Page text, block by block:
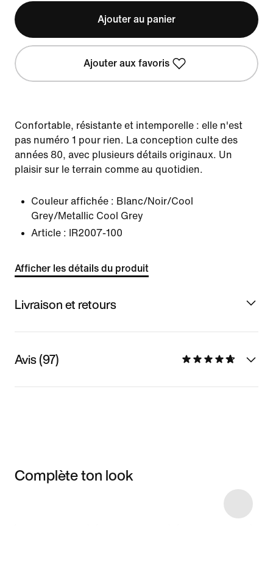
Ajouter au panier
Ajouter aux favoris
Confortable, résistante et intemporelle : elle n'est
pas numéro 1 pour rien. La conception culte des
années 80, avec plusieurs détails originaux. Un
plaisir sur le terrain comme au quotidien.
Couleur affichée : Blanc/Noir/Cool
Grey/Metallic Cool Grey
Article :
IR2007-100
Afficher les détails du produit
Livraison et retours
Avis (97)
Complète ton look